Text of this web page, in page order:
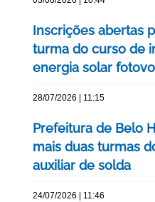
Inscrições abertas
turma do curso de
energia solar
28/07/2026 | 11:15
Prefeitura de Belo
mais duas turmas
auxiliar de solda
24/07/2026 | 11:46